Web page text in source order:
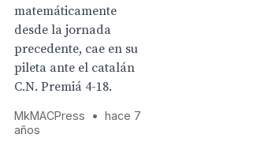
matemáticamente
desde la jornada
precedente, cae en su
pileta ante el catalán
C.N. Premiá 4-18.
MkMACPress •
hace 7
años